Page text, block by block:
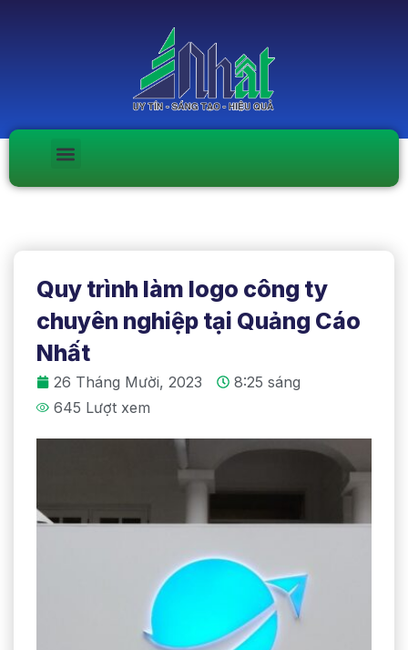
Quy trình làm logo công ty
chuyên nghiệp tại Quảng Cáo
Nhất
26 Tháng Mười, 2023
8:25 sáng
645 Lượt xem